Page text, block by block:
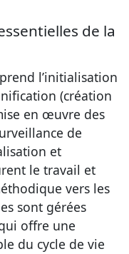
de la
l’initialisation
(création
en œuvre des
de
et
le travail et
vers les
sont gérées
offre une
du cycle de vie